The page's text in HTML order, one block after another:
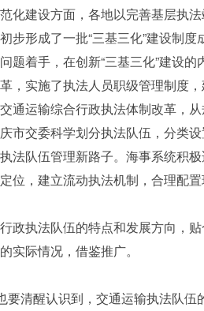
建设方面，各地以完善基层执法
形成了一批“三基三化”建设制度
着手，在创新“三基三化”建设的
实施了执法人员职级管理制度，
通运输综合行政执法体制改革，
市交委科学划分执法队伍，分类
法队伍管理新路子。海事系统积
位，建立流动执法机制，合理配
执法队伍的特点和发展方向，
际情况，借鉴推广。
清醒认识到，交通运输执法队伍